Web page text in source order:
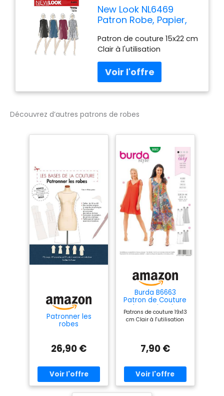
New Look NL6469
Patron Robe, Papier,
Patron de couture 15x22 cm
Clair à l'utilisation
Découvrez d’autres patrons de robes
Patronner les
robes
26,90 €
Burda B6663
Patron de Couture
Robe Papier Blanc
19 x 13 x 1 cm
Patrons de couture 19x13
cm Clair à l'utilisation
7,90 €